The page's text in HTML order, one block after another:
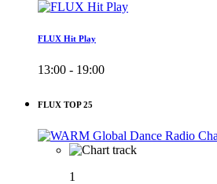
FLUX Hit Play
13:00 - 19:00
FLUX TOP 25
1